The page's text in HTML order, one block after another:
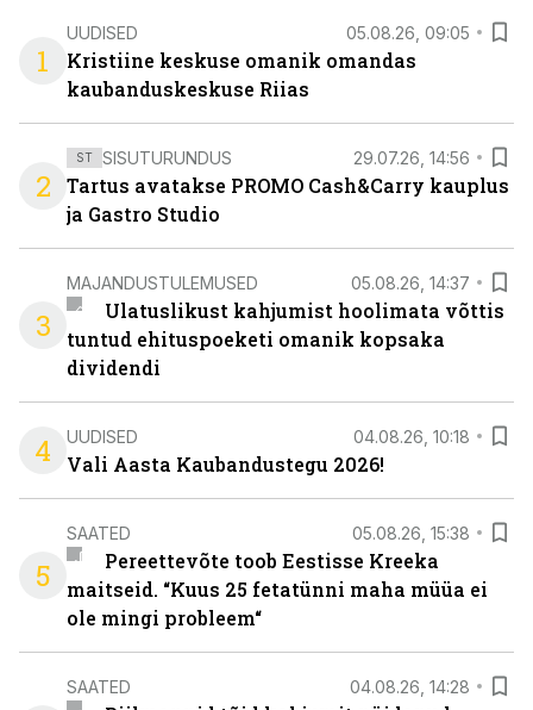
1
UUDISED 05.08.26, 09:05
Kristiine keskuse omanik omandas
kaubanduskeskuse Riias
2
ST SISUTURUNDUS 29.07.26, 14:56
Tartus avatakse PROMO Cash&Carry kauplus
ja Gastro Studio
3
MAJANDUSTULEMUSED 05.08.26, 14:37
Ulatuslikust kahjumist hoolimata võttis
tuntud ehituspoeketi omanik kopsaka
dividendi
4 UUDISED 04.08.26, 10:18
Vali Aasta Kaubandustegu 2026!
5
SAATED 05.08.26, 15:38
Pereettevõte toob Eestisse Kreeka
maitseid. “Kuus 25 fetatünni maha müüa ei
ole mingi probleem“
SAATED 04.08.26, 14:28